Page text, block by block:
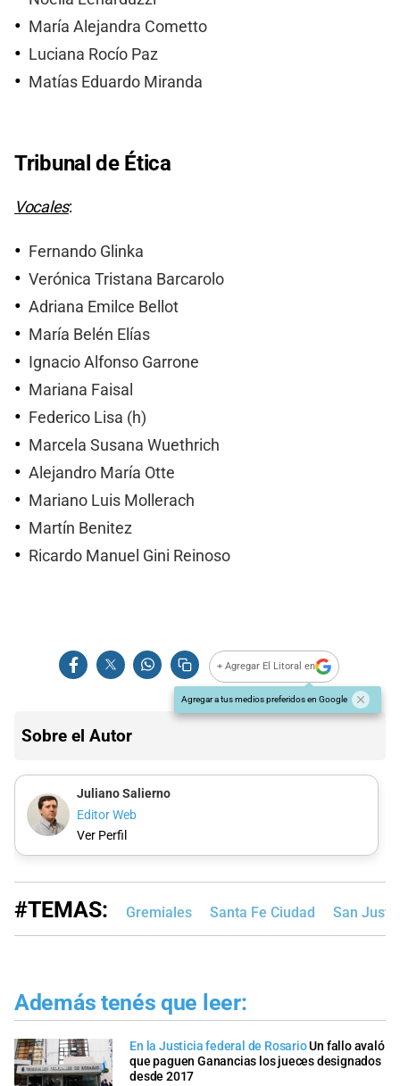
María Alejandra Cometto
Luciana Rocío Paz
Matías Eduardo Miranda
Tribunal de Ética
Vocales:
Fernando Glinka
Verónica Tristana Barcarolo
Adriana Emilce Bellot
María Belén Elías
Ignacio Alfonso Garrone
Mariana Faisal
Federico Lisa (h)
Marcela Susana Wuethrich
Alejandro María Otte
Mariano Luis Mollerach
Martín Benitez
Ricardo Manuel Gini Reinoso
+ Agregar El Litoral en
Agregar a tus medios preferidos en Google
Sobre el Autor
Juliano Salierno
Editor Web
Ver Perfil
#TEMAS: Gremiales Santa Fe Ciudad San Justo
Además tenés que leer:
En la Justicia federal de RosarioUn fallo avaló
que paguen Ganancias los jueces designados
desde 2017